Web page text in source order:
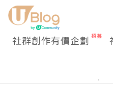
社群創作有價企劃